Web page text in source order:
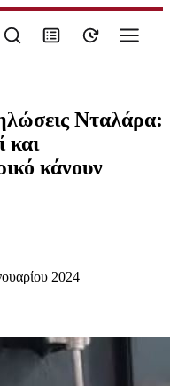
Νταλάρα:
και
κάνουν
2024